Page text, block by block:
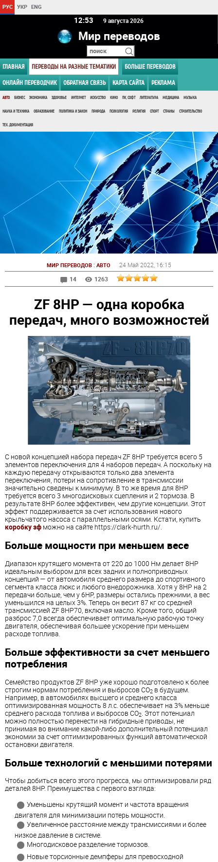
РУС УКР ENG
12 53 9 августа 2026
Мир переводов
ГЛАВНАЯ ПЕРЕВОДЫ НА РАЗНЫЕ ТЕМАТИКИ БОЛЬШЕ ПЕРЕВОДОВ
ОНЛАЙН ПЕРЕВОДЧИК ОБРАТНАЯ СВЯЗЬ КАРТА САЙТА РЕКЛАМА
АВТО БИЗНЕС ЭКОНОМИКА ЗДОРОВЬЕ ИНТЕРНЕТ ИСКУССТВО КИНО ПК, СОФТ ЛИТЕРАТУРА МЕДИЦИНА МУЗЫКА
НАУКА И ТЕХНИКА ОБРАЗОВАНИЕ ПОЛИТИКА И ЗАКОН ПРИРОДА ПСИХОЛОГИЯ РЕЛИГИЯ СПОРТ СТРАНЫ СТРОИТЕЛЬСТВО
ТЕХ. ДОКУМЕНТАЦИЯ
МИР ПЕРЕВОДОВ : АВТО 24 Май 2022 , 16:15
14
1263
ZF 8HP — одна коробка
передач, много возможностей
С новой концепцией набора передач ZF 8HP требуется всего 5
элементов переключения для 4 наборов передач. А поскольку на
каждую передачу открываются только два элемента
переключения, потери на сопротивление в трансмиссии
значительно сведены к минимуму. В то же время для 8HP
требуется всего 3 многодисковых сцепления и 2 тормоза. В
результате 8HP более эффективен, чем другие концепции. Этот
эффект поддерживается за счет использования нового
крыльчатого насоса с параллельными осями. Кстати, купить
коробку зф можно на сайте https://clark-hurth.ru/.
Больше мощности при меньшем весе
Диапазон крутящего момента от 220 до 1000 Нм делает 8HP
идеальным выбором для всех задних и полноприводных
концепций — от автомобиля среднего размера до спортивного
сегмента класса люкс и любого внедорожника. Хотя у 8HP на 2
передачи больше, чем у 6HP, размеры остались прежними, а вес
уменьшился на целых 3%. Теперь он весит 87 кг со средней
трансмиссией ZF 8HP70, включая масло. Кроме того, общий
разброс 7,0 всегда обеспечивает оптимальную рабочую точку
двигателя, обеспечивая большее ускорение при меньшем
расходе топлива.
Больше эффективности за счет меньшего
потребления
Семейство продуктов ZF 8HP уже хорошо подготовлено к более
строгим нормам потребления и выбросов CO2 в будущем.
Например, в автомобилях высшего и среднего класса
оптимизированная мощность 8 л.с. обеспечивает на 3% меньше
среднего расхода топлива и выбросов CO2 . Этот потенциал
можно полностью перенести на гибридные приводы, не
принимая во внимание какой-либо дополнительный потенциал
экономии за счет оптимизированных функций автоматической
остановки двигателя.
Больше технологий с меньшими потерями
Чтобы добиться всего этого прогресса, мы оптимизировали ряд
деталей 8HP. Преимущества с первого взгляда:
Уменьшены крутящий момент и частота вращения
двигателя для минимизации потерь мощности.
Увеличенное расстояние между трансмиссиями и более
низкое давление в системе.
Многодисковое разделение тормозов.
Новые торсионные демпферы для превосходной